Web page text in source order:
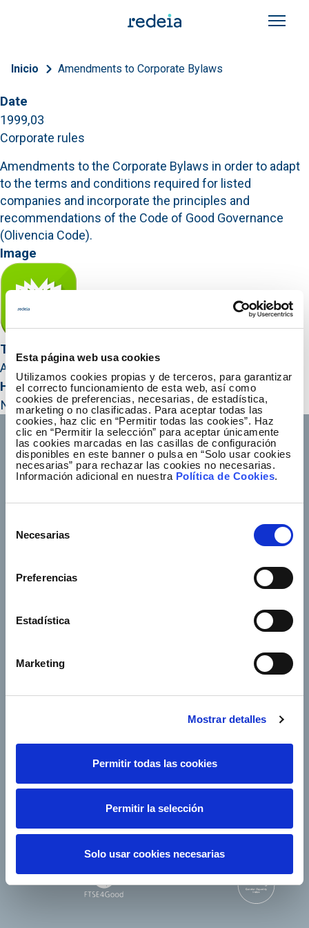
Esta página web usa cookies
Utilizamos cookies propias y de terceros, para garantizar
el correcto funcionamiento de esta web, así como
cookies de preferencias, necesarias, de estadística,
marketing o no clasificadas. Para aceptar todas las
cookies, haz clic en “Permitir todas las cookies”. Haz
clic en “Permitir la selección” para aceptar únicamente
las cookies marcadas en las casillas de configuración
disponibles en este banner o pulsa en “Solo usar cookies
necesarias” para rechazar las cookies no necesarias.
Información adicional en nuestra Política de Cookies.
Necesarias
Preferencias
Estadística
Marketing
Mostrar detalles
Permitir todas las cookies
Permitir la selección
Solo usar cookies necesarias
Breadcrumb
Inicio Amendments to Corporate Bylaws
Date
1999,03
Corporate rules
Amendments to the Corporate Bylaws in order to adapt
to the terms and conditions required for listed
companies and incorporate the principles and
recommendations of the Code of Good Governance
(Olivencia Code).
Image
Title HTML
Amendments to Corporate Bylaws
Hidden year
No
Shareholders and
Corporate Governance
Annual General
e-Factura
Our companies